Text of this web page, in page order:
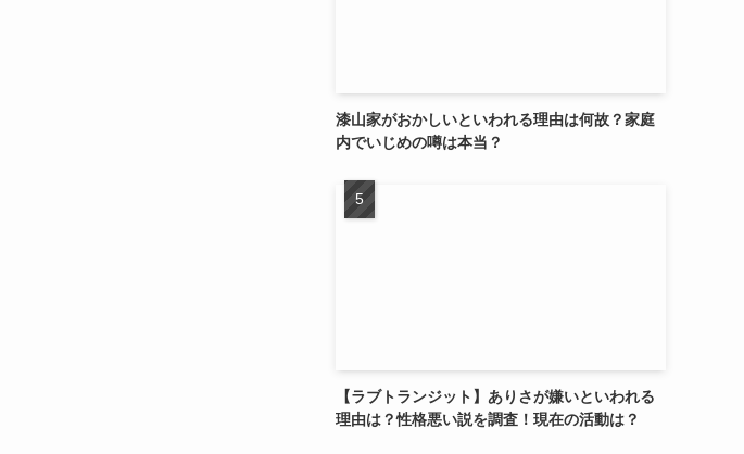
漆山家がおかしいといわれる理由は何故？家庭
内でいじめの噂は本当？
【ラブトランジット】ありさが嫌いといわれる
理由は？性格悪い説を調査！現在の活動は？